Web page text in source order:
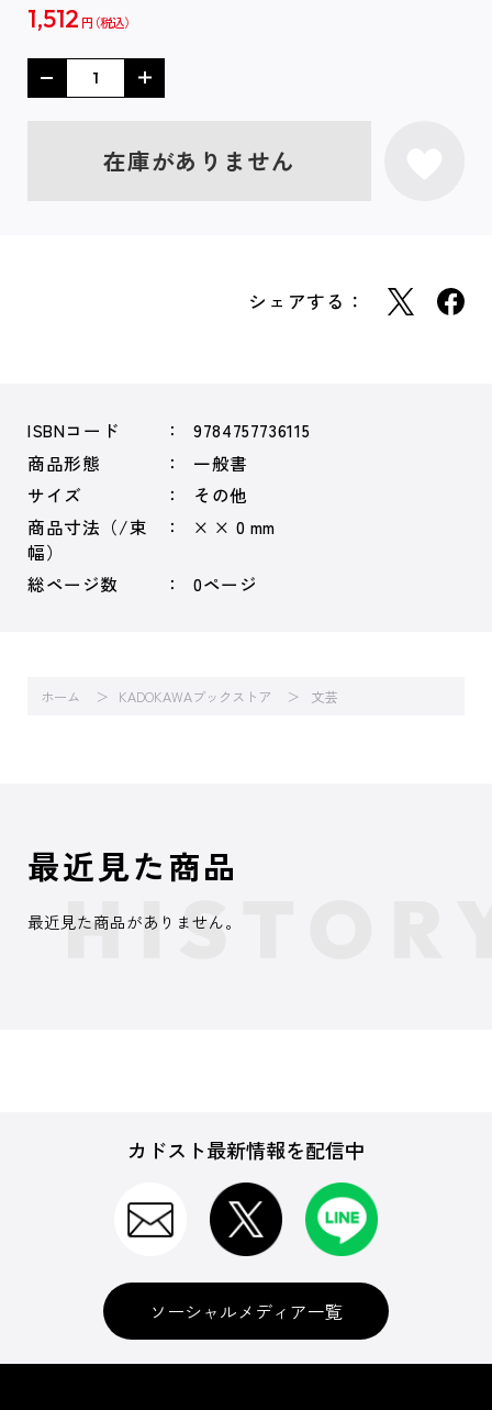
1,512 円
在庫がありません
シェアする：
ISBNコード
9784757736115
商品形態
一般書
サイズ
その他
商品寸法（/束
幅）
× × 0 mm
総ページ数 0ページ
ホーム KADOKAWAブックストア 文芸
最近見た商品
最近見た商品がありません。
カドスト最新情報を配信中
ソーシャルメディア一覧